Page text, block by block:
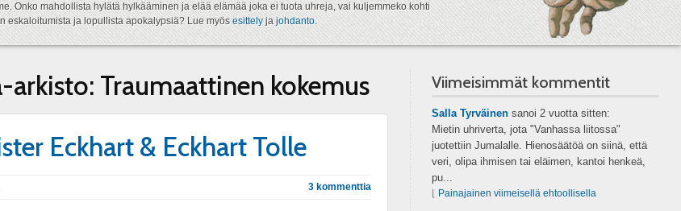
Onko mahdollista hylätä hylkääminen ja elää elämää joka ei tuota uhreja, vai kuljemmeko kohti
eskaloitumista ja lopullista apokalypsiä? Lue myösesittelyjajohdanto.
arkisto: Traumaattinen kokemus
Eckhart & Eckhart Tolle
3 kommenttia
Viimeisimmät kommentit
Salla Tyrväinensanoi 2 vuotta sitten:
Mietin uhriverta, jota "Vanhassa liitossa"
juotettiin Jumalalle. Hienosäätöä on siinä, että
veri, olipa ihmisen tai eläimen, kantoi henkeä,
pu...
Painajainen viimeisellä ehtoollisella